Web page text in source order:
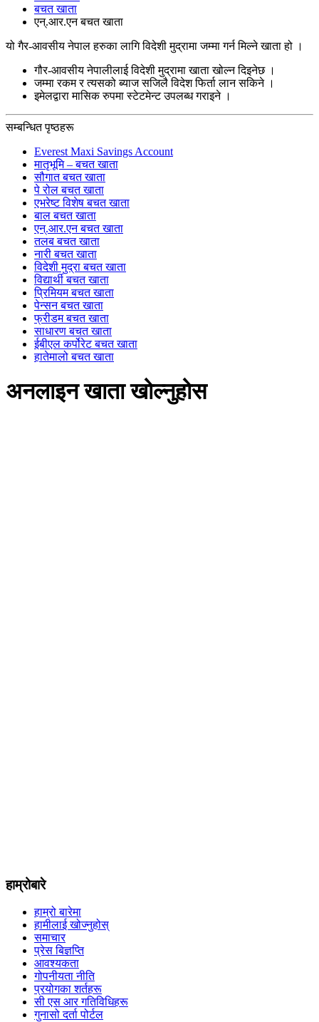
बचत खाता
एन्.आर.एन बचत खाता
यो गैर-आवसीय नेपाल हरुका लागि विदेशी मुद्रामा जम्मा गर्न मिल्ने खाता हो ।
गौर-आवसीय नेपालीलाई विदेशी मुद्रामा खाता खोल्न दिइनेछ ।
जम्मा रकम र त्यसको ब्याज सजिलै विदेश फिर्ता लान सकिने ।
इमेलद्वारा मासिक रुपमा स्टेटमेन्ट उपलब्ध गराइने ।
सम्बन्धित पृष्ठहरू
Everest Maxi Savings Account
मातृभूमि – बचत खाता
सौगात बचत खाता
पे रोल बचत खाता
एभरेष्ट विशेष बचत खाता
बाल बचत खाता
एन्.आर.एन बचत खाता
तलब बचत खाता
नारी बचत खाता
विदेशी मुद्रा बचत खाता
विद्यार्थी बचत खाता
प्रिमियम बचत खाता
पेन्सन बचत खाता
फ्रीडम बचत खाता
साधारण बचत खाता
ईबीएल कर्पोरेट बचत खाता
हातेमालो बचत खाता
अनलाइन खाता खोल्नुहोस
हाम्रोबारे
हाम्रो बारेमा
हामीलाई खोज्नुहोस्
समाचार
प्रेस बिज्ञप्ति
आवश्यकता
गोपनीयता नीति
प्रयोगका शर्तहरू
सी एस आर गतिविधिहरू
गुनासो दर्ता पोर्टल